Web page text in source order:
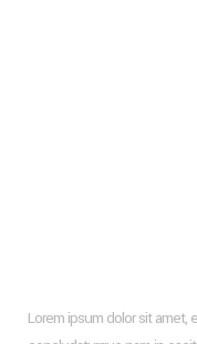
Lorem ipsum dolor sit amet,